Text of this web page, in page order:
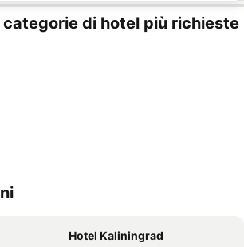
di hotel più richieste
Hotel Kaliningrad